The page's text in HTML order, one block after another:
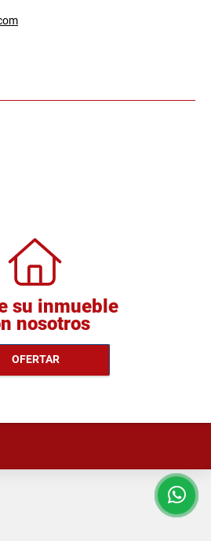
su inmueble
nosotros
OFERTAR